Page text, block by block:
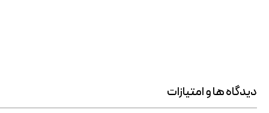
دیدگاه ها و امتیازات